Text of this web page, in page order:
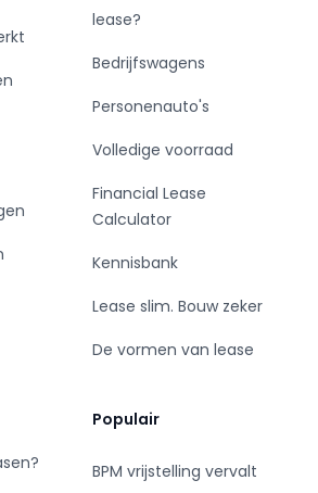
lease?
Bedrijfswagens
Personenauto's
Volledige voorraad
Financial Lease
Calculator
Kennisbank
Lease slim. Bouw zeker
De vormen van lease
Populair
BPM vrijstelling vervalt